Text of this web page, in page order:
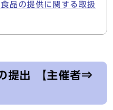
品の提供に関する取扱
提出 【主催者⇒